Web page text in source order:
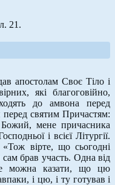
21.
апостолам Своє Тіло і
які благоговійно,
до амвона перед
святим Причастям:
мене причасника
і всієї Літургії.
вірте, що сьогодні
брав участь. Одна від
можна казати, що цю
і цю, і ту готував і